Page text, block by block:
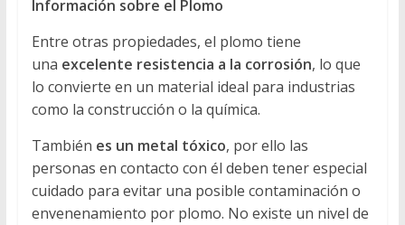
Información sobre el Plomo
Entre otras propiedades, el plomo tiene
una excelente resistencia a la corrosión, lo que
lo convierte en un material ideal para industrias
como la construcción o la química.
También es un metal tóxico, por ello las
personas en contacto con él deben tener especial
cuidado para evitar una posible contaminación o
envenenamiento por plomo. No existe un nivel de